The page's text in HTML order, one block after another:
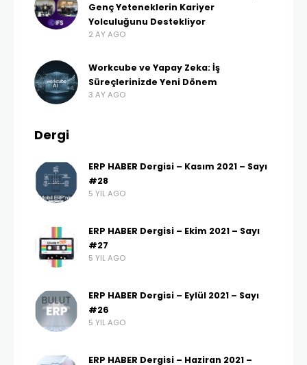
Genç Yeteneklerin Kariyer
Yolculuğunu Destekliyor
2 AY AGO
Workcube ve Yapay Zeka: İş
Süreçlerinizde Yeni Dönem
3 AY AGO
Dergi
ERP HABER Dergisi – Kasım 2021 – Sayı
#28
5 YIL AGO
ERP HABER Dergisi – Ekim 2021 – Sayı
#27
5 YIL AGO
ERP HABER Dergisi – Eylül 2021 – Sayı
#26
5 YIL AGO
ERP HABER Dergisi – Haziran 2021 –